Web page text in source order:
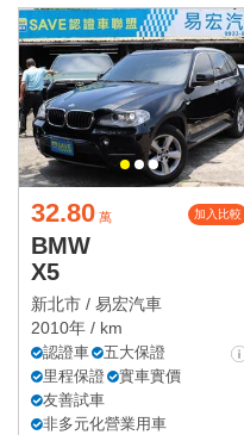
32.80 萬 加入比較
BMW
X5
新北市 / 易宏汽車
2010年 / km
認證車
五大保證
里程保證
實車實價
友善試車
非多元化營業用車